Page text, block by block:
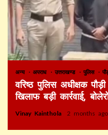
अन्य अपराध उत्तराखण्ड पुलिस
वरिष्ठ पुलिस अधीक्षक
खिलाफ बड़ी कार्रवाई,
Vinay Kainthola 2 months ago